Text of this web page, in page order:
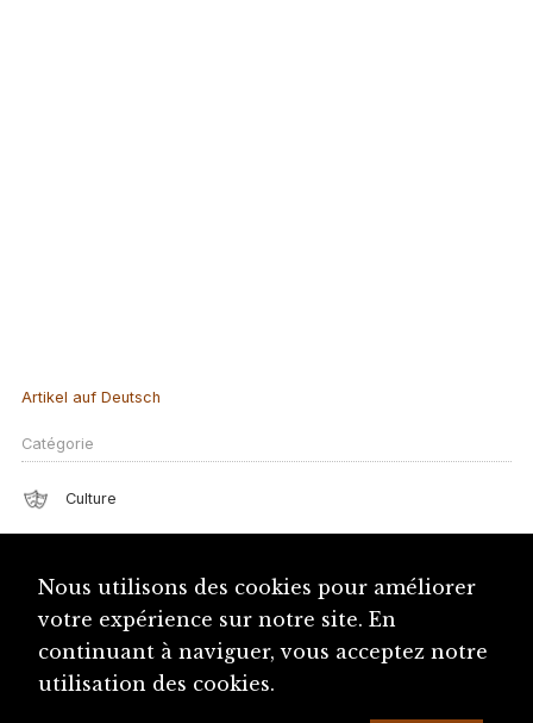
Artikel auf Deutsch
Catégorie
Culture
Notices similaires
Presse (canton du Jura)
Dictionnaire du Jura sur internet, DIJU
Châtelain, Roger (1910-1996)
Nous utilisons des cookies pour améliorer
votre expérience sur notre site. En
continuant à naviguer, vous acceptez notre
utilisation des cookies.